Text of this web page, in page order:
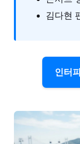
김다현
인터